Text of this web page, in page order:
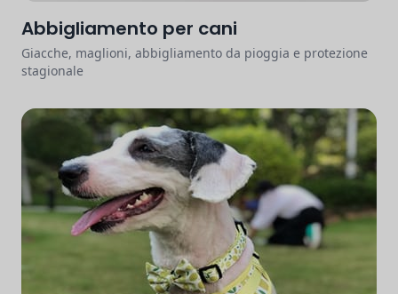
Abbigliamento per cani
Giacche, maglioni, abbigliamento da pioggia e protezione
stagionale